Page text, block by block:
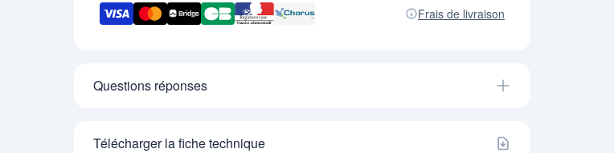
Frais de livraison
Questions réponses
Télécharger la fiche technique